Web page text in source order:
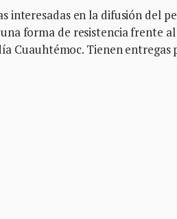
interesadas en la difusión del
forma de resistencia frente
Cuauhtémoc. Tienen entregas